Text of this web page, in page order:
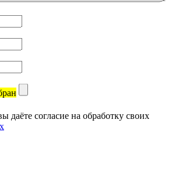
даёте согласие на обработку своих